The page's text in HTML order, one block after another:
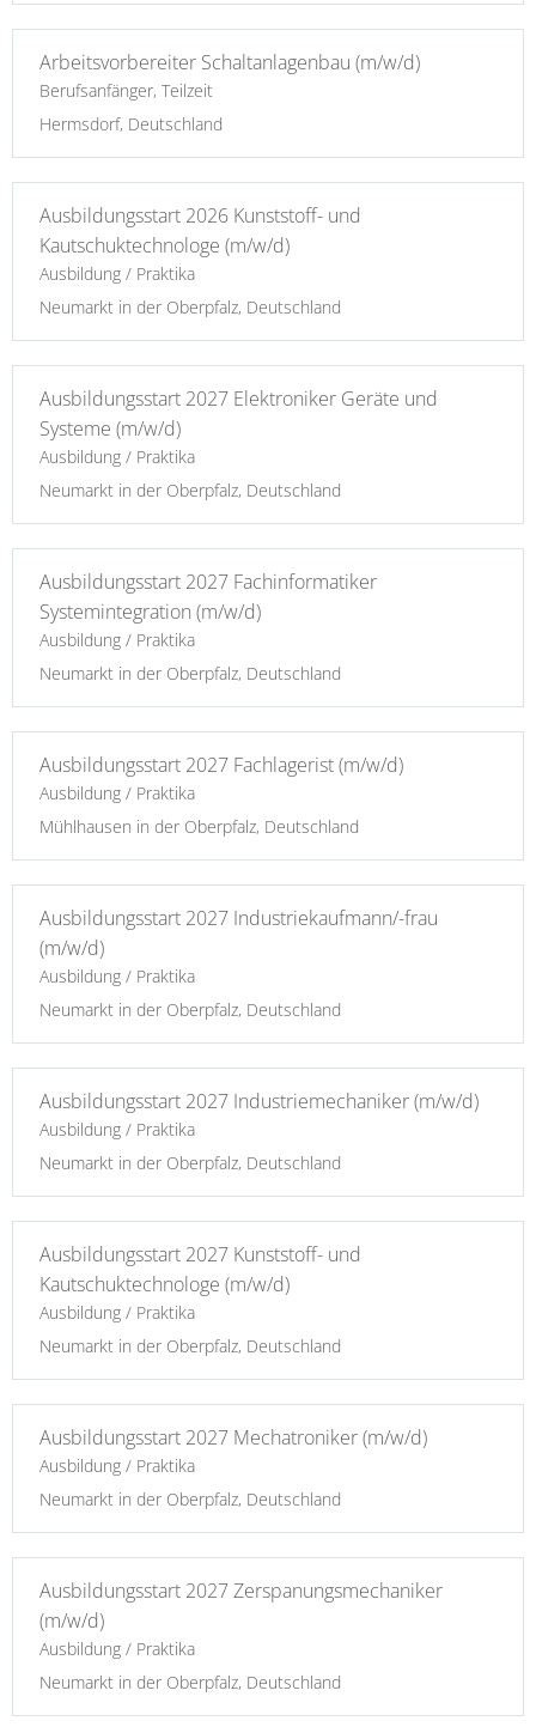
Arbeitsvorbereiter Schaltanlagenbau (m/w/d)
Berufsanfänger, Teilzeit
Hermsdorf, Deutschland
Ausbildungsstart 2026 Kunststoff- und
Kautschuktechnologe (m/w/d)
Ausbildung / Praktika
Neumarkt in der Oberpfalz, Deutschland
Ausbildungsstart 2027 Elektroniker Geräte und
Systeme (m/w/d)
Ausbildung / Praktika
Neumarkt in der Oberpfalz, Deutschland
Ausbildungsstart 2027 Fachinformatiker
Systemintegration (m/w/d)
Ausbildung / Praktika
Neumarkt in der Oberpfalz, Deutschland
Ausbildungsstart 2027 Fachlagerist (m/w/d)
Ausbildung / Praktika
Mühlhausen in der Oberpfalz, Deutschland
Ausbildungsstart 2027 Industriekaufmann/-frau
(m/w/d)
Ausbildung / Praktika
Neumarkt in der Oberpfalz, Deutschland
Ausbildungsstart 2027 Industriemechaniker (m/w/d)
Ausbildung / Praktika
Neumarkt in der Oberpfalz, Deutschland
Ausbildungsstart 2027 Kunststoff- und
Kautschuktechnologe (m/w/d)
Ausbildung / Praktika
Neumarkt in der Oberpfalz, Deutschland
Ausbildungsstart 2027 Mechatroniker (m/w/d)
Ausbildung / Praktika
Neumarkt in der Oberpfalz, Deutschland
Ausbildungsstart 2027 Zerspanungsmechaniker
(m/w/d)
Ausbildung / Praktika
Neumarkt in der Oberpfalz, Deutschland